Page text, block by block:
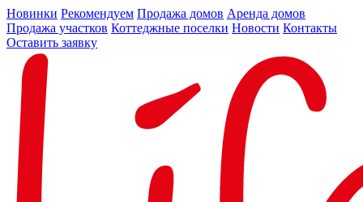
Новинки Рекомендуем Продажа домов Аренда домов
Продажа участков Коттеджные поселки Новости Контакты
Оставить заявку